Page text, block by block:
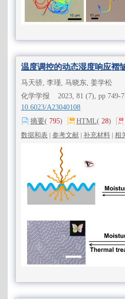
温度调控的动态湿度响应褶
马天骄, 李瑾, 马晓东, 姜学松
化学学报 2023, 81 (7), pp 749-
10.6023/A23040108
摘要( 795) HTML( 28)
数据和表 | 参考文献 | 补充材料 | 相